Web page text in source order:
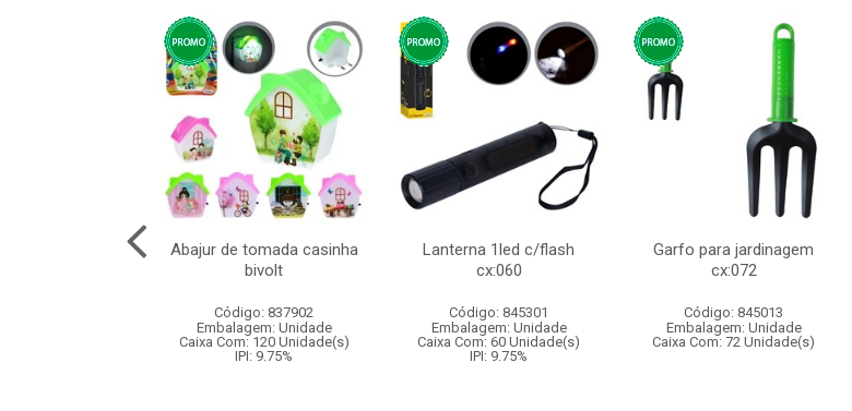
Abajur de tomada casinha
bivolt
Código: 837902
Embalagem: Unidade
Caixa Com: 120 Unidade(s)
IPI: 9.75%
Lanterna 1led c/flash
cx:060
Código: 845301
Embalagem: Unidade
Caixa Com: 60 Unidade(s)
IPI: 9.75%
Garfo para jardinagem
cx:072
Código: 845013
Embalagem: Unidade
Caixa Com: 72 Unidade(s)